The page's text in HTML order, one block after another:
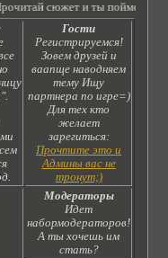
сюжет и ты поймешь,
Гости
Регистрируемся!
Зовем друзей и
ваапще наводняем
тему Ищу
партнера по игре=)
Для тех кто
желает
зарегиться:
Прочтите это и
Админы вас не
тронут;)
Модераторы
Идет
набормодераторов!
А ты хочешь им
стать?